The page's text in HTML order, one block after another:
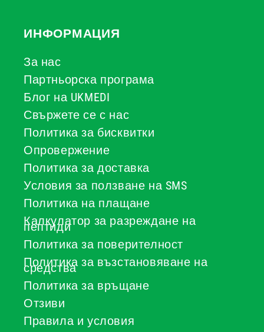
ИНФОРМАЦИЯ
За нас
Партньорска програма
Блог на UKMEDI
Свържете се с нас
Политика за бисквитки
Опровержение
Политика за доставка
Условия за ползване на SMS
Политика на плащане
Калкулатор за разреждане на
пептиди
Политика за поверителност
Политика за възстановяване на
средства
Политика за връщане
Отзиви
Правила и условия